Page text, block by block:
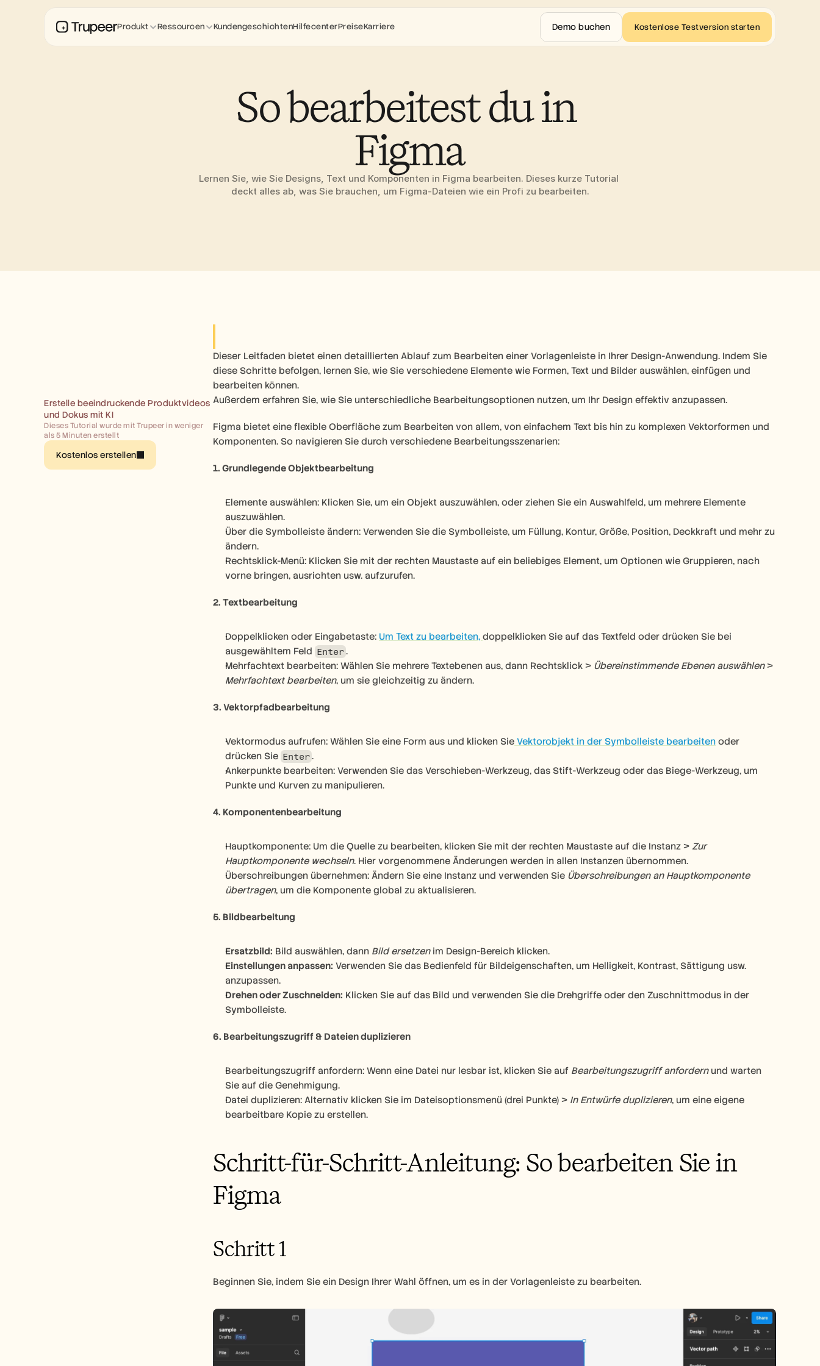
So bearbeitest du in
Figma
Lernen Sie, wie Sie Designs, Text und Komponenten in Figma bearbeiten. Dieses kurze Tutorial
deckt alles ab, was Sie brauchen, um Figma-Dateien wie ein Profi zu bearbeiten.
Erstelle beeindruckende Produktvideos
und Dokus mit KI
Dieses Tutorial wurde mit Trupeer in weniger
als 5 Minuten erstellt
Kostenlos erstellen
Dieser Leitfaden bietet einen detaillierten Ablauf zum Bearbeiten einer Vorlagenleiste in Ihrer Design-Anwendung. Indem Sie
diese Schritte befolgen, lernen Sie, wie Sie verschiedene Elemente wie Formen, Text und Bilder auswählen, einfügen und
bearbeiten können.
Außerdem erfahren Sie, wie Sie unterschiedliche Bearbeitungsoptionen nutzen, um Ihr Design effektiv anzupassen.
Figma bietet eine flexible Oberfläche zum Bearbeiten von allem, von einfachem Text bis hin zu komplexen Vektorformen und
Komponenten. So navigieren Sie durch verschiedene Bearbeitungsszenarien:
1. Grundlegende Objektbearbeitung
Elemente auswählen: Klicken Sie, um ein Objekt auszuwählen, oder ziehen Sie ein Auswahlfeld, um mehrere Elemente
auszuwählen.
Über die Symbolleiste ändern: Verwenden Sie die Symbolleiste, um Füllung, Kontur, Größe, Position, Deckkraft und mehr zu
ändern.
Rechtsklick-Menü: Klicken Sie mit der rechten Maustaste auf ein beliebiges Element, um Optionen wie Gruppieren, nach
vorne bringen, ausrichten usw. aufzurufen.
2. Textbearbeitung
Doppelklicken oder Eingabetaste: Um Text zu bearbeiten, doppelklicken Sie auf das Textfeld oder drücken Sie bei
ausgewähltem Feld Enter.
Mehrfachtext bearbeiten: Wählen Sie mehrere Textebenen aus, dann Rechtsklick > Übereinstimmende Ebenen auswählen
>
Mehrfachtext bearbeiten, um sie gleichzeitig zu ändern.
3. Vektorpfadbearbeitung
Vektormodus aufrufen: Wählen Sie eine Form aus und klicken Sie Vektorobjekt in der Symbolleiste bearbeiten oder
drücken Sie Enter.
Ankerpunkte bearbeiten: Verwenden Sie das Verschieben-Werkzeug, das Stift-Werkzeug oder das Biege-Werkzeug, um
Punkte und Kurven zu manipulieren.
4. Komponentenbearbeitung
Hauptkomponente: Um die Quelle zu bearbeiten, klicken Sie mit der rechten Maustaste auf die Instanz > Zur
Hauptkomponente wechseln. Hier vorgenommene Änderungen werden in allen Instanzen übernommen.
Überschreibungen übernehmen: Ändern Sie eine Instanz und verwenden Sie Überschreibungen an Hauptkomponente
übertragen, um die Komponente global zu aktualisieren.
5. Bildbearbeitung
Ersatzbild: Bild auswählen, dann Bild ersetzen im Design-Bereich klicken.
Einstellungen anpassen: Verwenden Sie das Bedienfeld für Bildeigenschaften, um Helligkeit, Kontrast, Sättigung usw.
anzupassen.
Drehen oder Zuschneiden: Klicken Sie auf das Bild und verwenden Sie die Drehgriffe oder den Zuschnittmodus in der
Symbolleiste.
6. Bearbeitungszugriff & Dateien duplizieren
Bearbeitungszugriff anfordern: Wenn eine Datei nur lesbar ist, klicken Sie auf Bearbeitungszugriff anfordern und warten
Sie auf die Genehmigung.
Datei duplizieren: Alternativ klicken Sie im Dateisoptionsmenü (drei Punkte) > In Entwürfe duplizieren, um eine eigene
bearbeitbare Kopie zu erstellen.
Schritt-für-Schritt-Anleitung: So bearbeiten Sie in
Figma
Schritt 1
Beginnen Sie, indem Sie ein Design Ihrer Wahl öffnen, um es in der Vorlagenleiste zu bearbeiten.
Produkt Ressourcen KundengeschichtenHilfecenterPreiseKarriere Demo buchen Kostenlose Testversion starten